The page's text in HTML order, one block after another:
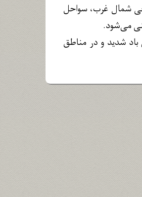
شمال غرب، سواحل
می‌شود.
شدید و در مناطق